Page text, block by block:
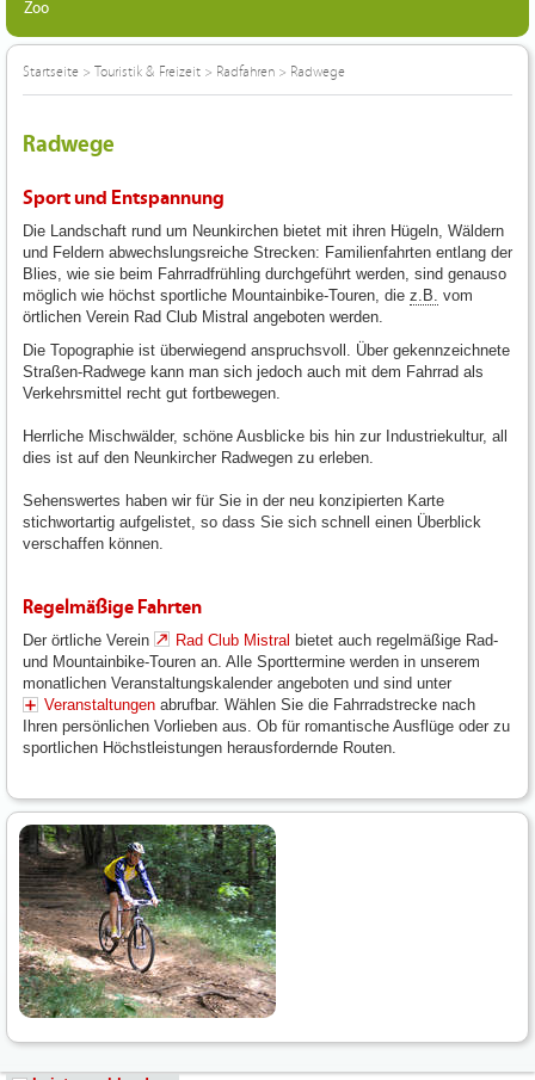
Zoo
Startseite > Touristik & Freizeit > Radfahren > Radwege
Radwege
Sport und Entspannung
Die Landschaft rund um Neunkirchen bietet mit ihren Hügeln, Wäldern
und Feldern abwechslungsreiche Strecken: Familienfahrten entlang der
Blies, wie sie beim Fahrradfrühling durchgeführt werden, sind genauso
möglich wie höchst sportliche Mountainbike-Touren, die z.B. vom
örtlichen Verein Rad Club Mistral angeboten werden.
Die Topographie ist überwiegend anspruchsvoll. Über gekennzeichnete
Straßen-Radwege kann man sich jedoch auch mit dem Fahrrad als
Verkehrsmittel recht gut fortbewegen.
Herrliche Mischwälder, schöne Ausblicke bis hin zur Industriekultur, all
dies ist auf den Neunkircher Radwegen zu erleben.
Sehenswertes haben wir für Sie in der neu konzipierten Karte
stichwortartig aufgelistet, so dass Sie sich schnell einen Überblick
verschaffen können.
Regelmäßige Fahrten
Der örtliche Verein Rad Club Mistral bietet auch regelmäßige Rad-
und Mountainbike-Touren an. Alle Sporttermine werden in unserem
monatlichen Veranstaltungskalender angeboten und sind unter
Veranstaltungen abrufbar. Wählen Sie die Fahrradstrecke nach
Ihren persönlichen Vorlieben aus. Ob für romantische Ausflüge oder zu
sportlichen Höchstleistungen herausfordernde Routen.